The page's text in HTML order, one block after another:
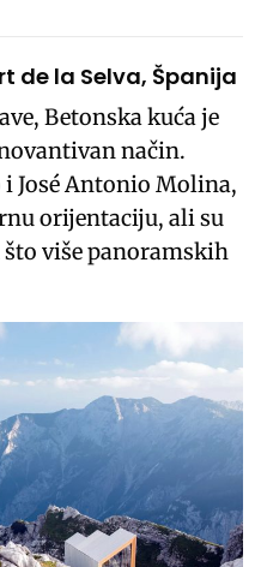
de la Selva, Španija
Betonska kuća je
način.
José Antonio Molina,
orijentaciju, ali su
više panoramskih